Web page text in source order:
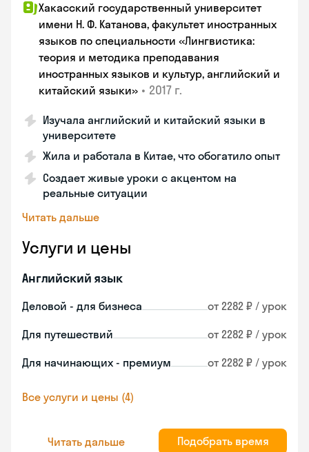
Хакасский государственный университет
имени Н. Ф. Катанова, факультет иностранных
языков по специальности «Лингвистика:
теория и методика преподавания
иностранных языков и культур, английский и
китайский языки» • 2017 г.
Изучала английский и китайский языки в
университете
Жила и работала в Китае, что обогатило опыт
Создает живые уроки с акцентом на
реальные ситуации
Читать дальше
Услуги и цены
Английский язык
Деловой - для бизнеса от 2282 ₽ / урок
Для путешествий от 2282 ₽ / урок
Для начинающих - премиум от 2282 ₽ / урок
Все услуги и цены (4)
Читать дальше Подобрать время